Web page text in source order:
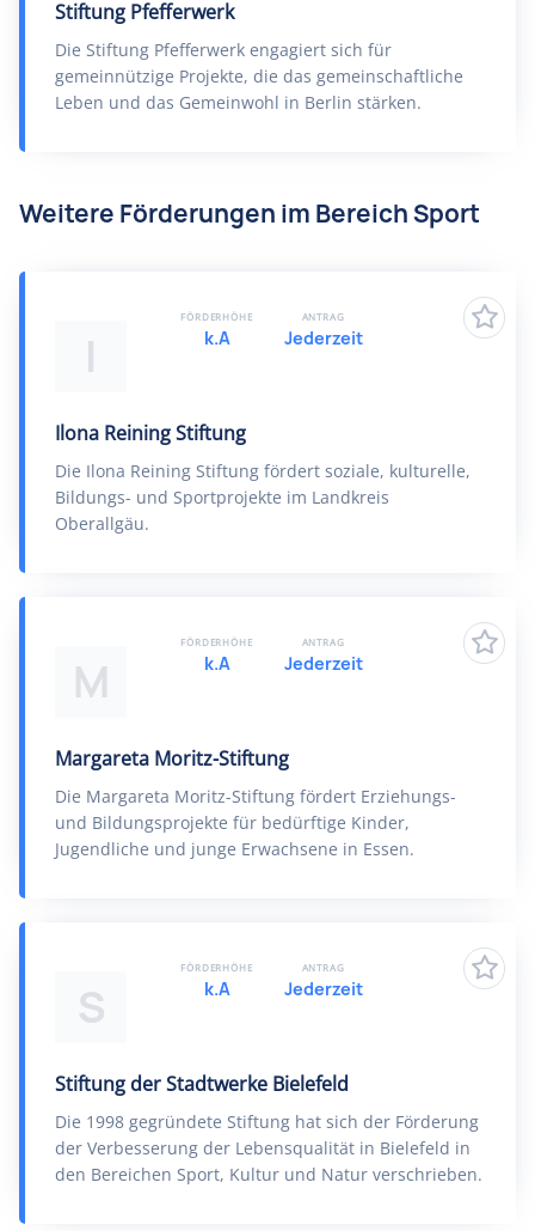
Stiftung Pfefferwerk
Die Stiftung Pfefferwerk engagiert sich für
gemeinnützige Projekte, die das gemeinschaftliche
Leben und das Gemeinwohl in Berlin stärken.
Weitere Förderungen im Bereich Sport
I
Ilona Reining Stiftung
Die Ilona Reining Stiftung fördert soziale, kulturelle,
Bildungs- und Sportprojekte im Landkreis
Oberallgäu.
FÖRDERHÖHE
k.A
ANTRAG
Jederzeit
M
Margareta Moritz-Stiftung
Die Margareta Moritz-Stiftung fördert Erziehungs-
und Bildungsprojekte für bedürftige Kinder,
Jugendliche und junge Erwachsene in Essen.
FÖRDERHÖHE
k.A
ANTRAG
Jederzeit
S
Stiftung der Stadtwerke Bielefeld
Die 1998 gegründete Stiftung hat sich der Förderung
der Verbesserung der Lebensqualität in Bielefeld in
den Bereichen Sport, Kultur und Natur verschrieben.
FÖRDERHÖHE
k.A
ANTRAG
Jederzeit